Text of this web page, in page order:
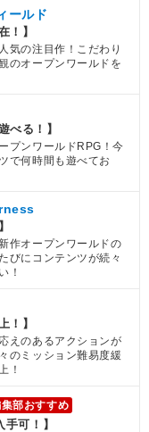
ールド
！】
気の注目作！こだわり
のオープンワールドを
べる！】
プンワールドRPG！今
で何時間も遊べてお
作オープンワールドの
びにコンテンツが続々
！
！】
えのあるアクションが
のミッション難易度緩
！
部おすすめ
可！】